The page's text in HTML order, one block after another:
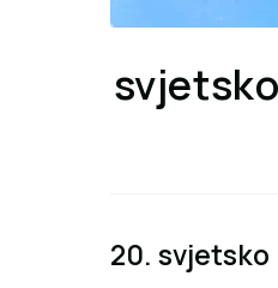
20. svjetsko